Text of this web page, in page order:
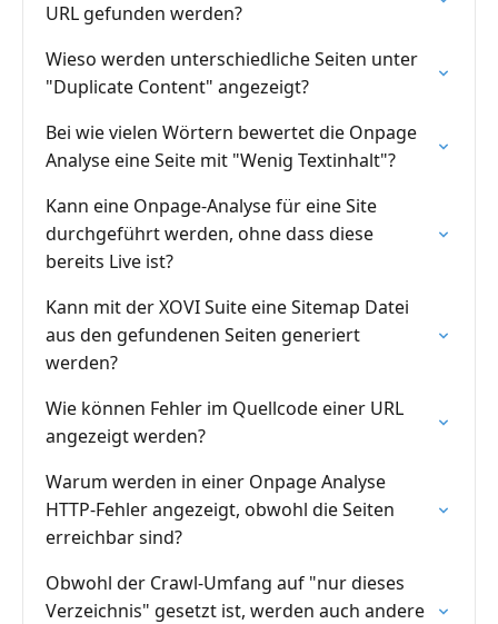
URL gefunden werden?
Wieso werden unterschiedliche Seiten unter
"Duplicate Content" angezeigt?
Bei wie vielen Wörtern bewertet die Onpage
Analyse eine Seite mit "Wenig Textinhalt"?
Kann eine Onpage-Analyse für eine Site
durchgeführt werden, ohne dass diese
bereits Live ist?
Kann mit der XOVI Suite eine Sitemap Datei
aus den gefundenen Seiten generiert
werden?
Wie können Fehler im Quellcode einer URL
angezeigt werden?
Warum werden in einer Onpage Analyse
HTTP-Fehler angezeigt, obwohl die Seiten
erreichbar sind?
Obwohl der Crawl-Umfang auf "nur dieses
Verzeichnis" gesetzt ist, werden auch andere